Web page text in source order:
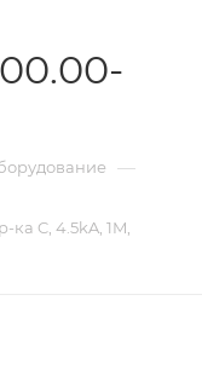
—
C, 4.5kA, 1M,